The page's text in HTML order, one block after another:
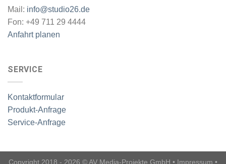
Mail: info@studio26.de
Fon: +49 711 29 4444
Anfahrt planen
SERVICE
Kontaktformular
Produkt-Anfrage
Service-Anfrage
Copyright 2018 - 2026 © AV Media-Projekte GmbH • Impressum •